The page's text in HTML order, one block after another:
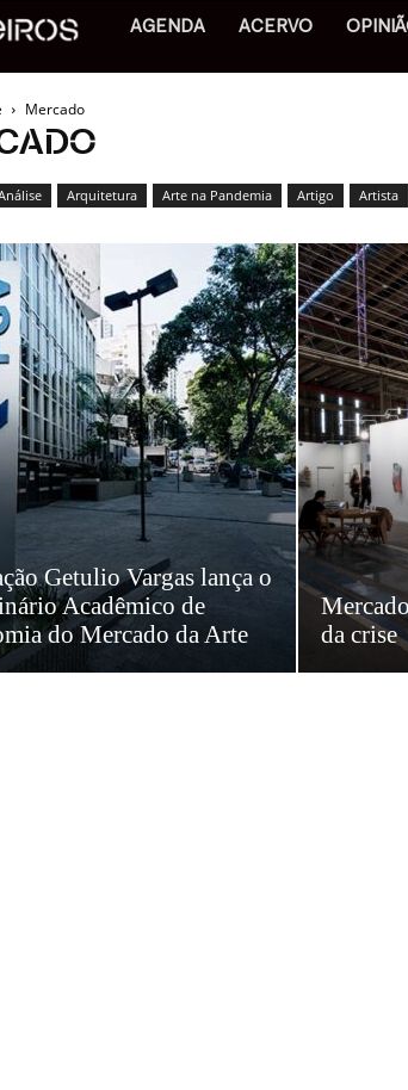
AGENDA ACERVO
Mercado
Arquitetura Arte na Pandemia Artigo Artista
Getulio Vargas lança o
Acadêmico de
do Mercado da Arte
da crise